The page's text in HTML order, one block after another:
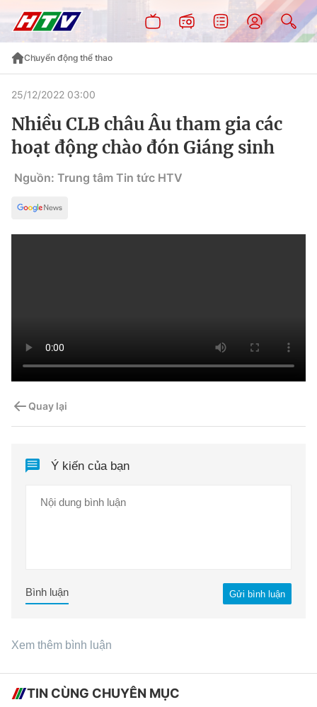
Chuyển động thể thao
25/12/2022 03:00
Nhiều CLB châu Âu tham gia các
hoạt động chào đón Giáng sinh
Nguồn: Trung tâm Tin tức HTV
Quay lại
Ý kiến của bạn
Gửi bình luận
Bình luận
Xem thêm bình luận
TIN CÙNG CHUYÊN MỤC